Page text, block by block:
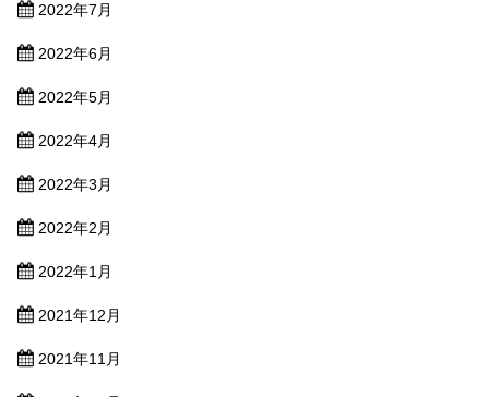
2022年7月
2022年6月
2022年5月
2022年4月
2022年3月
2022年2月
2022年1月
2021年12月
2021年11月